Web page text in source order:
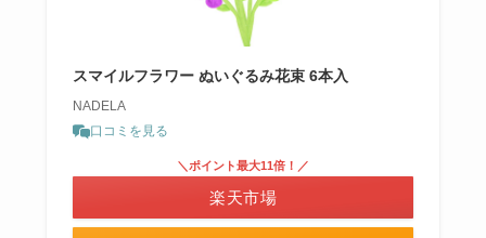
スマイルフラワー ぬいぐるみ花束 6本入
NADELA
口コミを見る
＼ポイント最大11倍！／
楽天市場